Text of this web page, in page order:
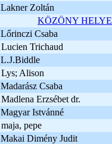
Lakner Zoltán
KÖZÖNY
Lőrinczi Csaba
Lucien Trichaud
L.J.Biddle
Lys; Alison
Madarász Csaba
Madlena Erzsébet dr.
Magyar Istvánné
maja, pepe
Makai Dimény Judit